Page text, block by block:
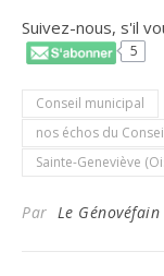
Suivez-nous, s'il
5
Conseil municipal
nos échos du
Sainte-Geneviève
Par Le Génovéfain